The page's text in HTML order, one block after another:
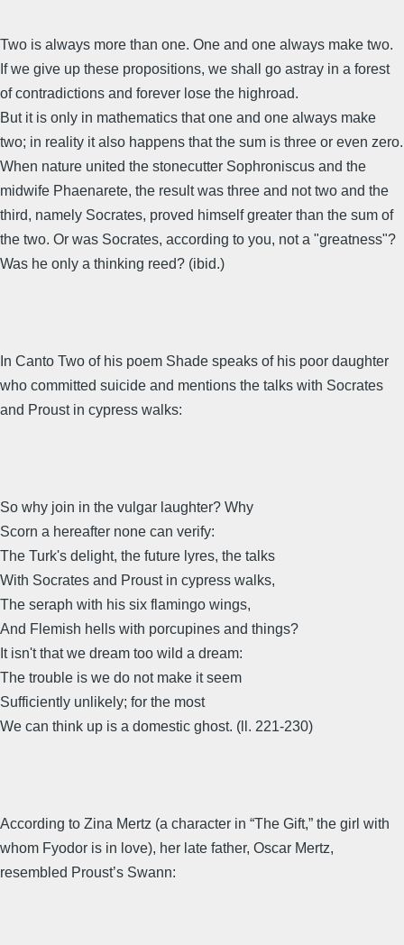
Two is always more than one. One and one always make two.
If we give up these propositions, we shall go astray in a forest
of contradictions and forever lose the highroad.
But it is only in mathematics that one and one always make
two; in reality it also happens that the sum is three or even zero.
When nature united the stonecutter Sophroniscus and the
midwife Phaenarete, the result was three and not two and the
third, namely Socrates, proved himself greater than the sum of
the two. Or was Socrates, according to you, not a "greatness"?
Was he only a thinking reed? (ibid.)
In Canto Two of his poem Shade speaks of his poor daughter
who committed suicide and mentions the talks with Socrates
and Proust in cypress walks:
So why join in the vulgar laughter? Why
Scorn a hereafter none can verify:
The Turk's delight, the future lyres, the talks
With Socrates and Proust in cypress walks,
The seraph with his six flamingo wings,
And Flemish hells with porcupines and things?
It isn't that we dream too wild a dream:
The trouble is we do not make it seem
Sufficiently unlikely; for the most
We can think up is a domestic ghost. (ll. 221-230)
According to Zina Mertz (a character in “The Gift,” the girl with
whom Fyodor is in love), her late father, Oscar Mertz,
resembled Proust’s Swann: